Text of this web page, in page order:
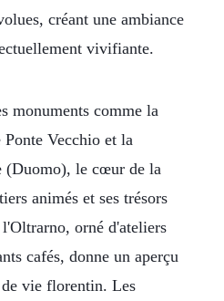
créant une ambiance
vivifiante.
monuments comme la
Vecchio et la
(Duomo), le cœur de la
animés et ses trésors
orné d'ateliers
cafés, donne un aperçu
vie florentin. Les